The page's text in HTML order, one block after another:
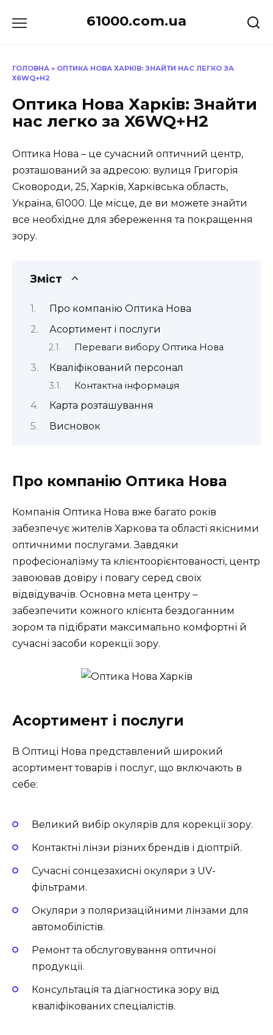
до
61000.com.ua
ГОЛОВНА » ОПТИКА НОВА ХАРКІВ: ЗНАЙТИ НАС ЛЕГКО ЗА
X6WQ+H2
Оптика Нова Харків: Знайти
нас легко за X6WQ+H2
Оптика Нова – це сучасний оптичний центр,
розташований за адресою: вулиця Григорія
Сковороди, 25, Харків, Харківська область,
Україна, 61000. Це місце, де ви можете знайти
все необхідне для збереження та покращення
зору.
Зміст
Про компанію Оптика Нова
Асортимент і послуги
Переваги вибору Оптика Нова
Кваліфікований персонал
Контактна інформація
Карта розташування
Висновок
Про компанію Оптика Нова
Компанія Оптика Нова вже багато років
забезпечує жителів Харкова та області якісними
оптичними послугами. Завдяки
професіоналізму та клієнтоорієнтованості, центр
завоював довіру і повагу серед своїх
відвідувачів. Основна мета центру –
забезпечити кожного клієнта бездоганним
зором та підібрати максимально комфортні й
сучасні засоби корекції зору.
Асортимент і послуги
В Оптиці Нова представлений широкий
асортимент товарів і послуг, що включають в
себе:
Великий вибір окулярів для корекції зору.
Контактні лінзи різних брендів і діоптрій.
Сучасні сонцезахисні окуляри з UV-
фільтрами.
Окуляри з поляризаційними лінзами для
автомобілістів.
Ремонт та обслуговування оптичної
продукції.
Консультація та діагностика зору від
кваліфікованих спеціалістів.